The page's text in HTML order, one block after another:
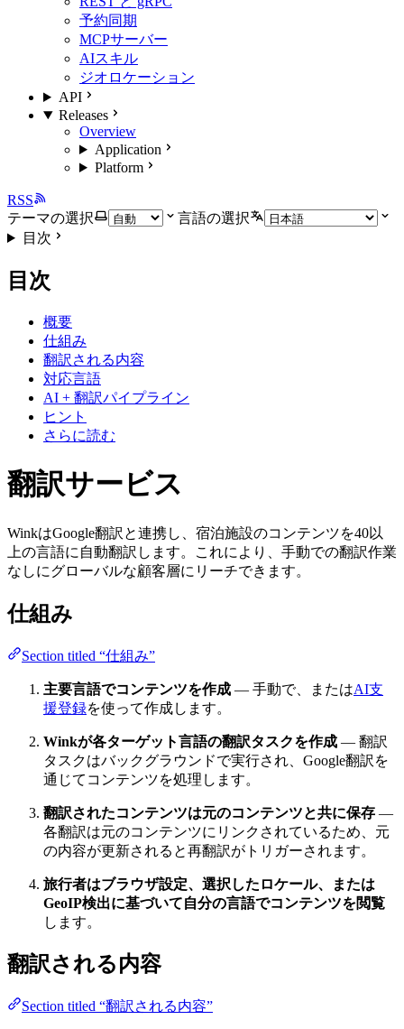
予約同期
MCPサーバー
AIスキル
ジオロケーション
API
Releases
Overview
Application
Platform
RSS
テーマの選択
言語の選択
目次
目次
概要
仕組み
翻訳される内容
対応言語
AI + 翻訳パイプライン
ヒント
さらに読む
翻訳サービス
WinkはGoogle翻訳と連携し、宿泊施設のコンテンツを40以
上の言語に自動翻訳します。これにより、手動での翻訳作業
なしにグローバルな顧客層にリーチできます。
仕組み
Section titled “仕組み”
主要言語でコンテンツを作成 — 手動で、またはAI支
援登録を使って作成します。
Winkが各ターゲット言語の翻訳タスクを作成 — 翻訳
タスクはバックグラウンドで実行され、Google翻訳を
通じてコンテンツを処理します。
翻訳されたコンテンツは元のコンテンツと共に保存 —
各翻訳は元のコンテンツにリンクされているため、元
の内容が更新されると再翻訳がトリガーされます。
旅行者はブラウザ設定、選択したロケール、または
GeoIP検出に基づいて自分の言語でコンテンツを閲覧
します。
翻訳される内容
Section titled “翻訳される内容”